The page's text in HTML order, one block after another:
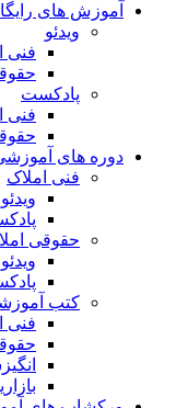
آموزش های
ویدئو
فنی
پادکست
فنی
دوره های
فنی املاک
ویدئو
حقوقی
ویدئو
کتب
فنی